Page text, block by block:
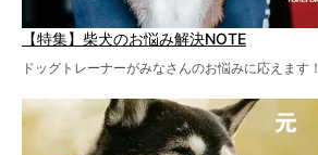
【特集】柴犬のお悩み解決NOTE
ドッグトレーナーがみなさんのお悩みに応えます！